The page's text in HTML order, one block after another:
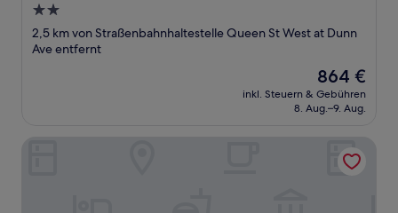
2.0-
Sterne-
Unterkunft
2,5 km von Straßenbahnhaltestelle Queen St West at Dunn
Ave entfernt
Der
Preis
beträgt
864 €
inkl. Steuern & Gebühren
8. Aug.–9. Aug.